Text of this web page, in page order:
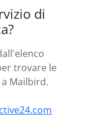
di
trovare le
Mailbird.